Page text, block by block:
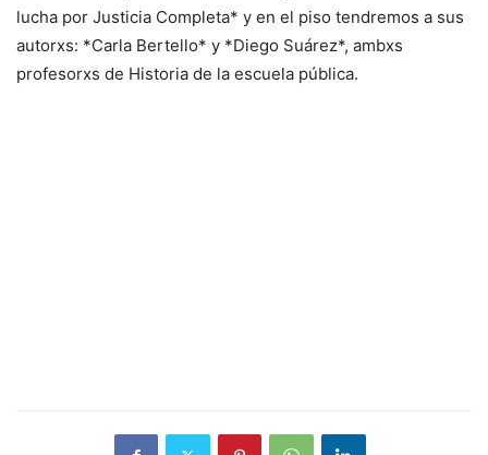
lucha por Justicia Completa* y en el piso tendremos a sus
autorxs: *Carla Bertello* y *Diego Suárez*, ambxs
profesorxs de Historia de la escuela pública.